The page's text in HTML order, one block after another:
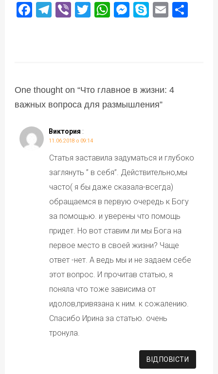
Facebook
Telegram
ViberTwitter
WhatsApp
Messenger
Skype
Email
One thought on “Что главное в жизни: 4
важных вопроса для размышления”
Виктория :
11.06.2018 о 09:14
Статья заставила задуматься и глубоко
заглянуть ” в себя”. Действительно,мы
часто( я бы даже сказала-всегда)
обращаемся в первую очередь к Богу
за помощью. и уверены что помощь
придет. Но вот ставим ли мы Бога на
первое место в своей жизни? Чаще
ответ -нет. А ведь мы и не задаем себе
этот вопрос. И прочитав статью, я
поняла что тоже зависима от
идолов,привязана к ним. к сожалению.
Спасибо Ирина за статью. очень
тронула.
ВІДПОВІCТИ